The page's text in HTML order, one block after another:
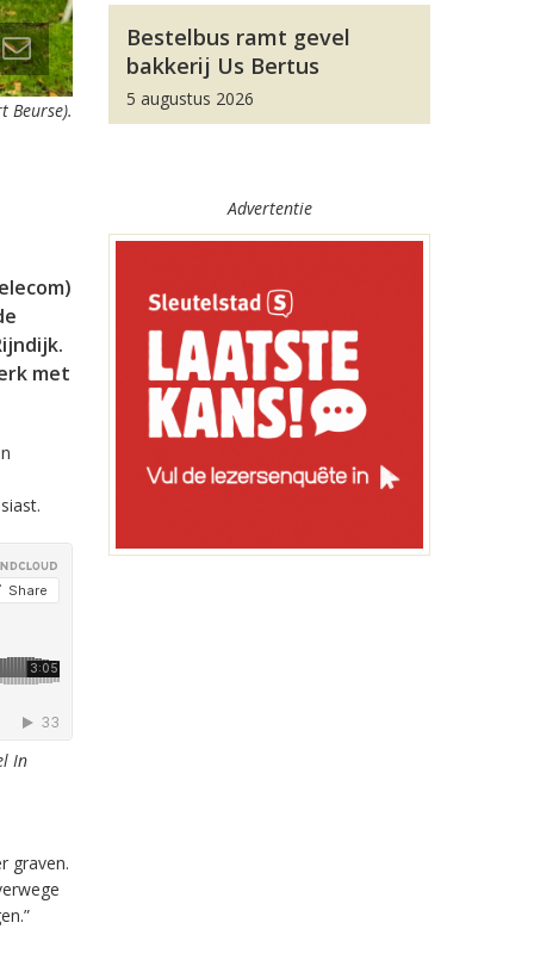
Beurse).
met
In
graven.
Bestelbus ramt gevel
bakkerij Us Bertus
5 augustus 2026
Advertentie